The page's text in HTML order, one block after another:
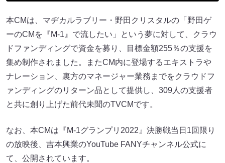
本CMは、マヂカルラブリー・野⽥クリスタルの「野⽥ゲ
ーのCMを『M-1』で流したい」という夢に対して、クラウ
ドファンディングで資金を募り、目標金額255％の支援を
集め制作されました。またCM内に登場するエキストラや
ナレーション、裏方のマネージャー業務までをクラウドフ
ァンディングのリターン品として提供し、309人の支援者
と共に創り上げた前代未聞のTVCMです。
なお、本CMは『M-1グランプリ2022』決勝戦当日1回限り
の放映後、吉本興業のYouTube FANYチャンネル公式に
て、公開されています。